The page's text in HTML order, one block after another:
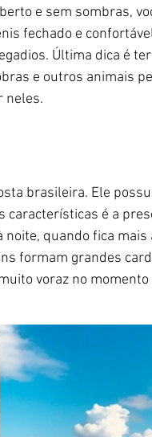
e sem sombras,
fechado e
Última dica é
e outros animais
neles.
brasileira. Ele
características é a
quando fica mais
formam grandes
voraz no momento